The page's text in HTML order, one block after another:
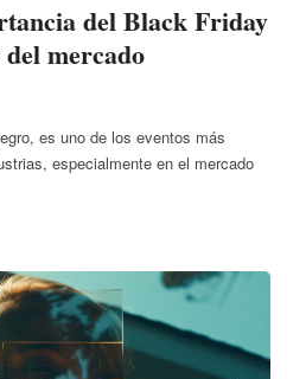
del Black Friday
mercado
es uno de los eventos más
especialmente en el mercado